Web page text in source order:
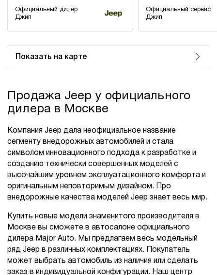
Показать на карте
Официальный дилер
Джип
Официальный сервис
Джип
Продажа Jeep у официального
дилера в Москве
Компания Jeep дала неофициальное название
сегменту внедорожных автомобилей и стала
символом инновационного подхода к разработке и
созданию технически совершенных моделей с
высочайшим уровнем эксплуатационного комфорта и
оригинальным неповторимым дизайном. Про
внедорожные качества моделей Jeep знает весь мир.
Купить новые модели знаменитого производителя в
Москве вы сможете в автосалоне официального
дилера Major Auto. Мы предлагаем весь модельный
ряд Jeep в различных комплектациях. Покупатель
может выбрать автомобиль из наличия или сделать
заказ в индивидуальной конфигурации. Наш центр